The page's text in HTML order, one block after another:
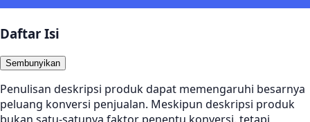
Daftar Isi
Sembunyikan
Penulisan deskripsi produk dapat memengaruhi besarnya
peluang konversi penjualan. Meskipun deskripsi produk